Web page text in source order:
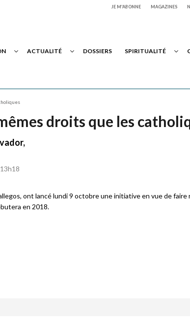
JE M'ABONNE MAGAZINES
ACTUALITÉ DOSSIERS SPIRITUALITÉ
droits que les
ont lancé lundi 9 octobre une initiative en vue de
en 2018.